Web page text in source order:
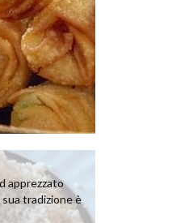
apprezzato
tradizione è